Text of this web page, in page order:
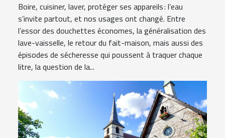
Boire, cuisiner, laver, protéger ses appareils : l’eau
s’invite partout, et nos usages ont changé. Entre
l’essor des douchettes économes, la généralisation des
lave-vaisselle, le retour du fait-maison, mais aussi des
épisodes de sécheresse qui poussent à traquer chaque
litre, la question de la...